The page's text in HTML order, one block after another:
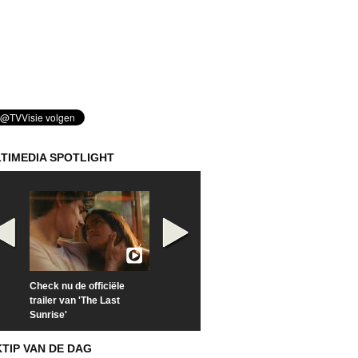
SPOTLIGHT
Check nu de officiële
trailer van 'The Last
Sunrise'
VAN DE DAG